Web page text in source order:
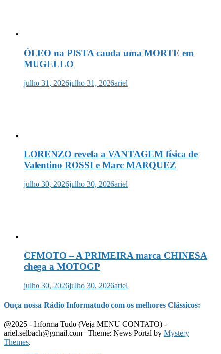
ÓLEO na PISTA cauda uma MORTE em
MUGELLO
julho 31, 2026julho 31, 2026ariel
LORENZO revela a VANTAGEM física de
Valentino ROSSI e Marc MARQUEZ
julho 30, 2026julho 30, 2026ariel
CFMOTO – A PRIMEIRA marca CHINESA
chega a MOTOGP
julho 30, 2026julho 30, 2026ariel
Ouça nossa Rádio Informatudo com os melhores Clássicos:
@2025 - Informa Tudo (Veja MENU CONTATO) -
ariel.selbach@gmail.com | Theme: News Portal by Mystery
Themes.